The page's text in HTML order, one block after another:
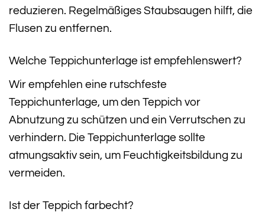
reduzieren. Regelmäßiges Staubsaugen hilft, die
Flusen zu entfernen.
Welche Teppichunterlage ist empfehlenswert?
Wir empfehlen eine rutschfeste
Teppichunterlage, um den Teppich vor
Abnutzung zu schützen und ein Verrutschen zu
verhindern. Die Teppichunterlage sollte
atmungsaktiv sein, um Feuchtigkeitsbildung zu
vermeiden.
Ist der Teppich farbecht?